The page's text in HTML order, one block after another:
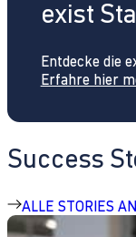
exist
Entdecke die
Erfahre hier
Success
ALLE STORIES